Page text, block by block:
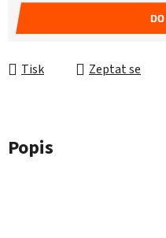
Měrná cena:
Tisk Zeptat se
Popis